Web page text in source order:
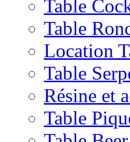
Table
Table
Location
Table
Résine et
Table